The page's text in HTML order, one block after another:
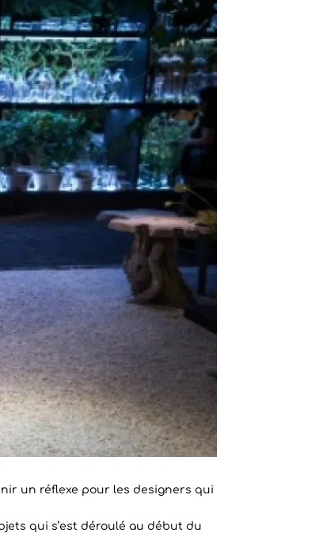
un réflexe pour les designers qui
qui s’est déroulé au début du